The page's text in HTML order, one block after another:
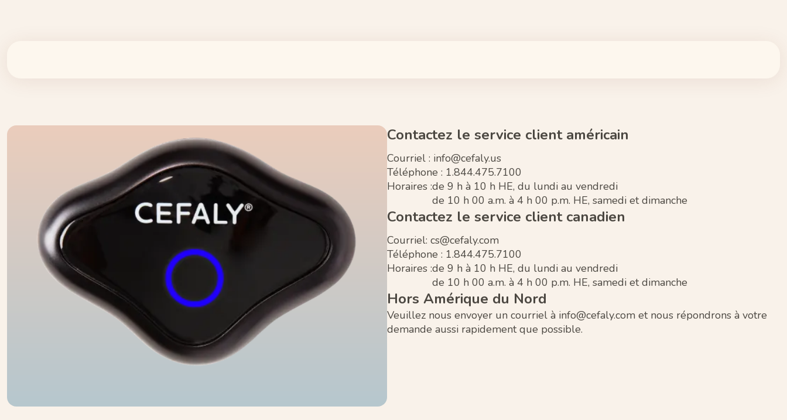
Contactez le service client américain
Courriel : info@cefaly.us
Téléphone : 1.844.475.7100
Horaires :de 9 h à 10 h HE, du lundi au vendredi
de 10 h 00 a.m. à 4 h 00 p.m. HE, samedi et dimanche
Contactez le service client canadien
Courriel:cs@cefaly.com
Téléphone : 1.844.475.7100
Horaires :de 9 h à 10 h HE, du lundi au vendredi
de 10 h 00 a.m. à 4 h 00 p.m. HE, samedi et dimanche
Hors Amérique du Nord
Veuillez nous envoyer un courrielà info@cefaly.com et nous répondrons à votre
demande aussi rapidement que possible.